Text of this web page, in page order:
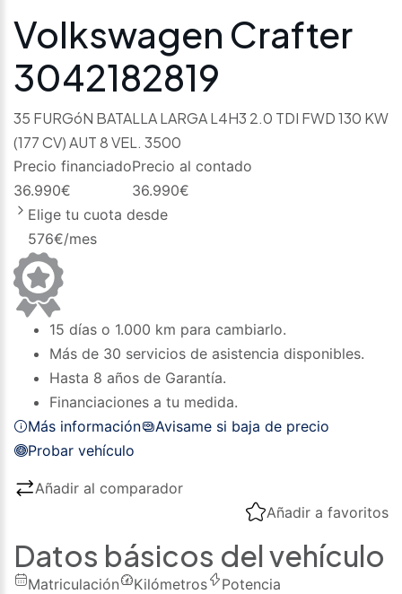
Volkswagen Crafter
3042182819
35 FURGóN BATALLA LARGA L4H3 2.0 TDI FWD 130 KW
(177 CV) AUT 8 VEL. 3500
Precio financiado
36.990€
Precio al contado
36.990€
Elige tu cuota desde
576€/mes
15 días o 1.000 km para cambiarlo.
Más de 30 servicios de asistencia disponibles.
Hasta 8 años de Garantía.
Financiaciones a tu medida.
Más información
Avisame si baja de precio
Probar vehículo
Añadir al comparador
Añadir a favoritos
Datos básicos del vehículo
Matriculación
Kilómetros
Potencia